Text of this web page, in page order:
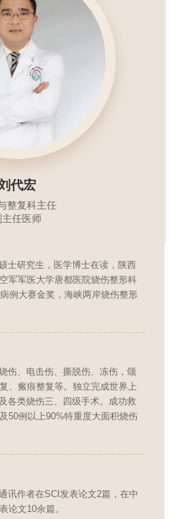
代宏
整复科主任
主任医师
士研究生，医学博士在读，陕西
军军医大学唐都医院烧伤整形科
例大赛金奖，海峡两岸烧伤整形
伤、电击伤、撕脱伤、冻伤，颌
、瘢痕整复等。独立完成世界上
各类烧伤三、四级手术。成功救
50例以上90%特重度大面积烧伤
讯作者在SCI发表论文2篇，在中
论文10余篇。